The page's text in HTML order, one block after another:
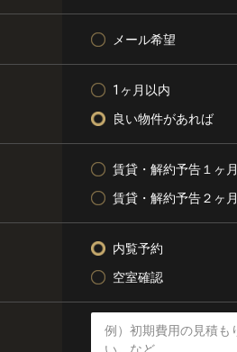
メール希望
1ヶ月以内
良い物件があれば
賃貸・解約予告１ヶ月
賃貸・解約予告２ヶ月
内覧予約
空室確認